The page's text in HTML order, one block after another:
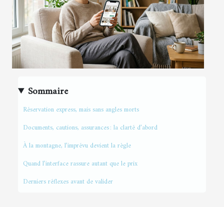
Sommaire
Réservation express, mais sans angles morts
Documents, cautions, assurances : la clarté d’abord
À la montagne, l’imprévu devient la règle
Quand l’interface rassure autant que le prix
Derniers réflexes avant de valider